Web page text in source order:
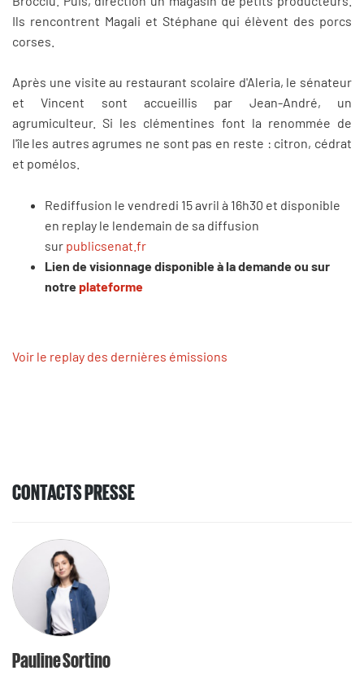
Ils rencontrent Magali et Stéphane qui élèvent des porcs
corses.
Après une visite au restaurant scolaire d'Aleria, le sénateur
et Vincent sont accueillis par Jean-André, un
agrumiculteur. Si les clémentines font la renommée de
l'île les autres agrumes ne sont pas en reste : citron, cédrat
et pomélos.
Rediffusion le vendredi 15 avril à 16h30 et disponible
en replay le lendemain de sa diffusion
sur publicsenat.fr
Lien de visionnage disponible à la demande ou sur
notre plateforme
Voir le replay des dernières émissions
CONTACTS PRESSE
Pauline Sortino